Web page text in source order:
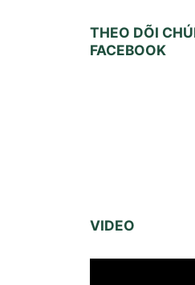
THEO DÕI
FACEBOOK
VIDEO